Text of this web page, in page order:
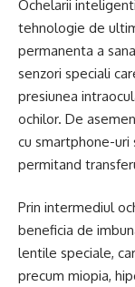
Ochelarii
tehnologie de
permanenta a
senzori speciali
presiunea
ochilor. De
cu smartphone-
permitand
Prin intermediul
beneficia de
lentile speciale,
precum miopia,